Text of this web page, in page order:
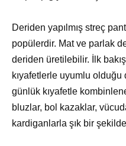
Deriden yapılmış streç
popülerdir. Mat ve parlak
deriden üretilebilir. İlk
kıyafetlerle uyumlu
günlük kıyafetle
bluzlar, bol kazaklar,
kardiganlarla şık bir